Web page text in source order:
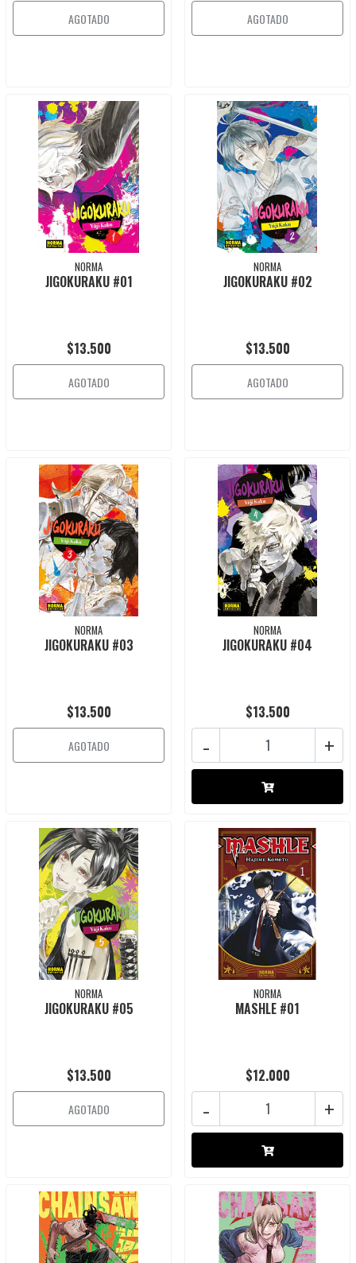
AGOTADO AGOTADO
NORMA
JIGOKURAKU #01
$13.500
AGOTADO
NORMA
JIGOKURAKU #02
$13.500
AGOTADO
NORMA
JIGOKURAKU #03
$13.500
AGOTADO
NORMA
JIGOKURAKU #04
$13.500
+
-
NORMA
JIGOKURAKU #05
$13.500
AGOTADO
NORMA
MASHLE #01
$12.000
+
-